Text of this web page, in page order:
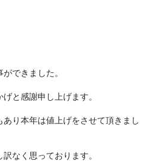
できました。
と感謝申し上げます。
り本年は値上げをさせて頂きまし
なく思っております。